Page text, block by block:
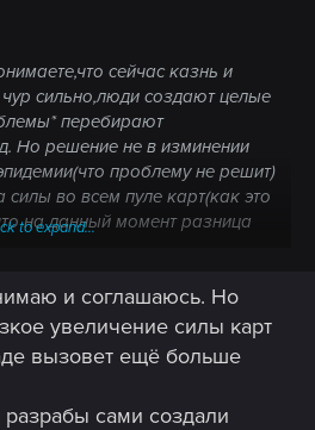
сейчас казнь и
сильно,люди создают целые
перебирают
Но решение не в изминении
проблему не решит)
во всем пуле карт(как это
на данный момент разница
сами разрабы.
to expand...
и соглашаюсь. Но
увеличение силы карт
вызовет ещё больше
сами создали